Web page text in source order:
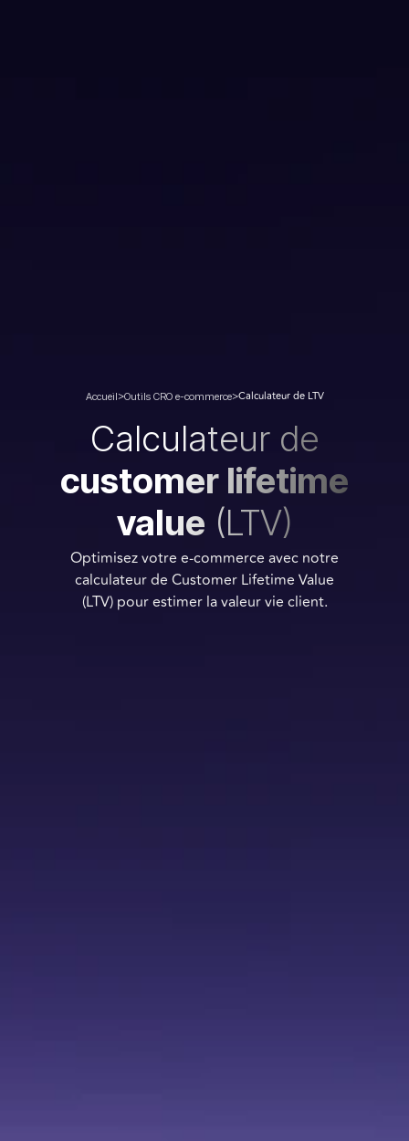
Accueil>Outils CRO e-commerce>Calculateur de LTV
Calculateur de
customer lifetime
value (LTV)
Optimisez votre e-commerce avec notre
calculateur de Customer Lifetime Value
(LTV) pour estimer la valeur vie client.